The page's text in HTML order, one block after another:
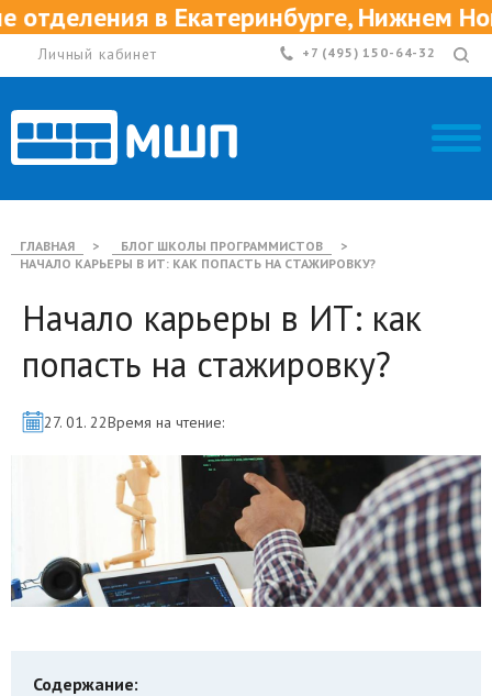
в Екатеринбурге, Нижнем Новгороде
Личный кабинет +7 (495) 150-64-32
ГЛАВНАЯ > БЛОГ ШКОЛЫ ПРОГРАММИСТОВ
>
НАЧАЛО КАРЬЕРЫ В ИТ: КАК ПОПАСТЬ НА СТАЖИРОВКУ?
Начало карьеры в ИТ: как
попасть на стажировку?
27. 01. 22Время на чтение:
Содержание: